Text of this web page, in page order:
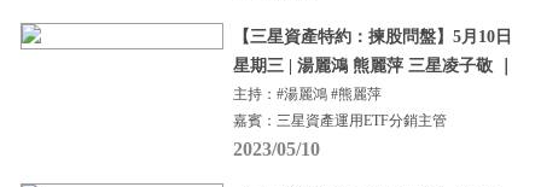
【三星資產特約：揀股問盤】5月10日
星期三 | 湯麗鴻 熊麗萍 三星凌子敬 ｜
主持：#湯麗鴻 #熊麗萍
嘉賓：三星資產運用ETF分銷主管
2023/05/10